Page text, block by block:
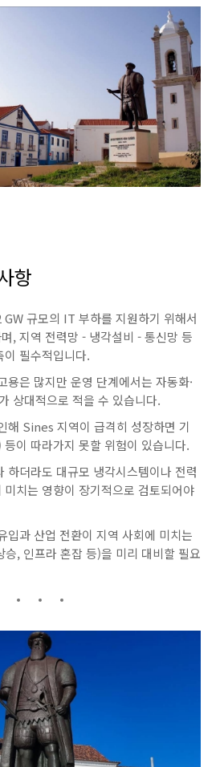
항
GW 규모의 IT 부하를 지원하기 위해서
, 지역 전력망 - 냉각설비 - 통신망 등
필수적입니다.
용은 많지만 운영 단계에서는 자동화·
상대적으로 적을 수 있습니다.
해 Sines 지역이 급격히 성장하면 기
이 따라가지 못할 위험이 있습니다.
하더라도 대규모 냉각시스템이나 전력
미치는 영향이 장기적으로 검토되어야
입과 산업 전환이 지역 사회에 미치는
승, 인프라 혼잡 등)을 미리 대비할 필요